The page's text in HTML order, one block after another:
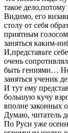
такое
Видимо, его
столу от себя
приятным
заняться каким-
И,представьте
очень
быть гениями…
заняться ученик
И тут ему
большую кучу
вполне законных
Думаю, читатель
По Руси уже